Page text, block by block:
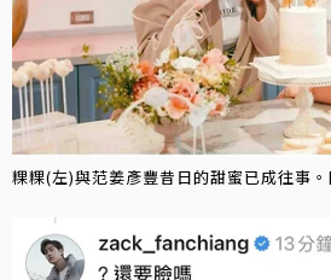
粿粿(左)與范姜彥豐昔日的甜蜜已成往事